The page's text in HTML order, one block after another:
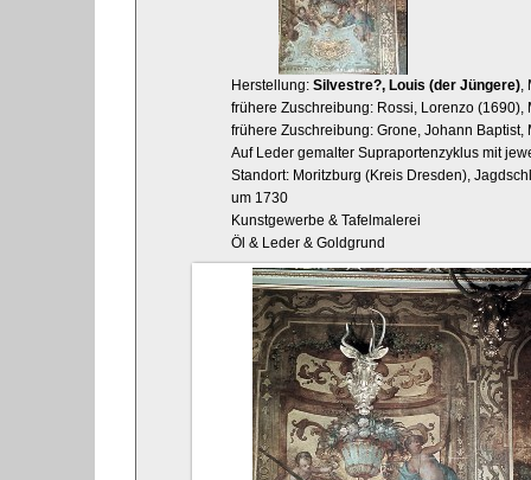
Herstellung: Silvestre?, Louis (der Jüngere),
frühere Zuschreibung: Rossi, Lorenzo (1690),
frühere Zuschreibung: Grone, Johann Baptist,
Auf Leder gemalter Supraportenzyklus mit
Standort: Moritzburg (Kreis Dresden),
um 1730
Kunstgewerbe & Tafelmalerei
Öl & Leder & Goldgrund